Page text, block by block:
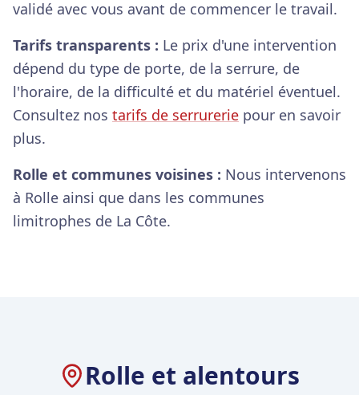
validé avec vous avant de commencer le travail.
Tarifs transparents : Le prix d'une intervention
dépend du type de porte, de la serrure, de
l'horaire, de la difficulté et du matériel éventuel.
Consultez nos tarifs de serrurerie pour en savoir
plus.
Rolle et communes voisines : Nous intervenons
à Rolle ainsi que dans les communes
limitrophes de La Côte.
Rolle et alentours